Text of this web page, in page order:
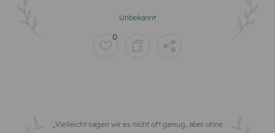
Unbekannt
0
Vielleicht sagen wir es nicht oft genug, aber ohne